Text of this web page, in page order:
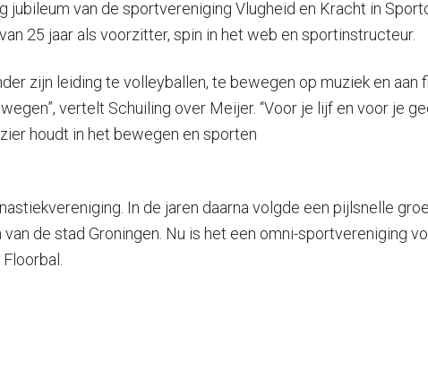
van de sportvereniging Vlugheid en Kracht in
25 jaar als voorzitter, spin in het web en sportinstructeur.
zijn leiding te volleyballen, te bewegen op muziek en aan
vertelt Schuiling over Meijer. “Voor je lijf en voor je
houdt in het bewegen en sporten
In de jaren daarna volgde een pijlsnelle
de stad Groningen. Nu is het een omni-sportvereniging